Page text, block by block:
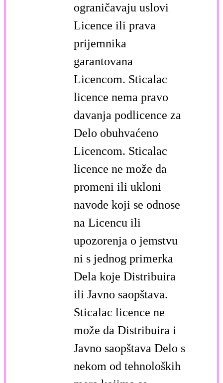
ograničavaju uslovi
Licence ili prava
prijemnika
garantovana
Licencom. Sticalac
licence nema pravo
davanja podlicence za
Delo obuhvaćeno
Licencom. Sticalac
licence ne može da
promeni ili ukloni
navode koji se odnose
na Licencu ili
upozorenja o jemstvu
ni s jednog primerka
Dela koje Distribuira
ili Javno saopštava.
Sticalac licence ne
može da Distribuira i
Javno saopštava Delo s
nekom od tehnoloških